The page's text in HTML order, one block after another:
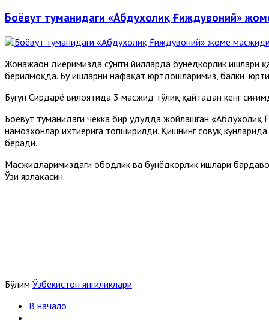
Боёвут туманидаги «Абдухолиқ Ғиждувоний»
Жонажаон диёримизда сўнгги йилларда бунёдкорлик ишлари
берилмоқда. Бу ишларни нафақат юртдошларимиз, балки,
Бугун Сирдарё вилоятида 3 масжид тўлиқ қайтадан кенг
Боёвут туманидаги чекка бир ҳудудда жойлашган
намозхонлар ихтиёрига топширилди. Қишнинг совуқ
беради.
Масжидларимиздаги ободлик ва бунёдкорлик ишлари
Ўзи ярлақасин.
Бўлим Ўзбекистон янгиликлари
В начало